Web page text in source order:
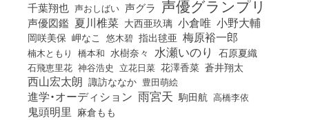
千葉翔也 声おしばい 声グラ 声優グランプリ
声優図鑑 夏川椎菜 大西亜玖璃 小倉唯 小野大輔
岡咲美保 岬なこ 悠木碧 指出毬亜 梅原裕一郎
楠木ともり 橋本和 水樹奈々 水瀬いのり 石原夏織
石飛恵里花 神谷浩史 立花日菜 花澤香菜 蒼井翔太
西山宏太朗 諏訪ななか 豊田萌絵
進学・オーディション 雨宮天 駒田航 高橋李依
鬼頭明里 麻倉もも